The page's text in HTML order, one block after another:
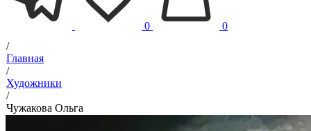
0
0
/
Главная
/
Художники
/
Чужакова Ольга